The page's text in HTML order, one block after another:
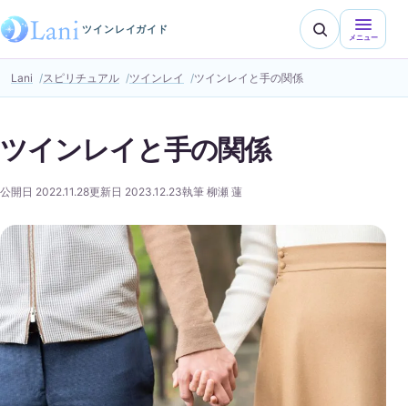
ツインレイガイド
メニュー
Lani スピリチュアル ツインレイ ツインレイと手の関係
ツインレイと手の関係
公開日 2022.11.28更新日 2023.12.23執筆 柳瀬 蓮